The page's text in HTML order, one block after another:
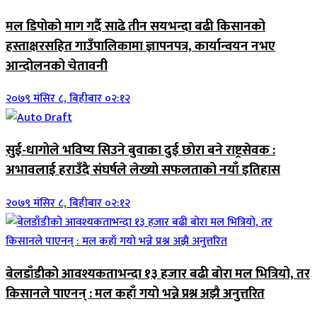
मल डिपोको माग गर्दै साढे तीन सयभन्दा बढी किसानको
हस्ताक्षरसहित गाउँपालिकामा ज्ञापनपत्र, कार्यान्वयन नभए
आन्दोलनको चेतावनी
२०७९ मंसिर ८, बिहीबार ०२:१२
सुई-धागोले भविष्य सिउने बुवाका दुई छोरा बने राष्ट्रसेवक :
अभावलाई हराउँदै संघर्षले लेख्यो सफलताको नयाँ इतिहास
२०७९ मंसिर ८, बिहीबार ०२:१२
बेलडाँडीको आवश्यकताभन्दा १३ हजार बढी बोरा मल भित्रियो, तर
किसानले पाएनन् : मल कहाँ गयो भन्ने प्रश्न अझै अनुत्तरित